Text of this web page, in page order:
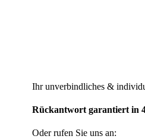
Ihr unverbindliches &
Rückantwort garantiert in
Oder rufen Sie uns an: